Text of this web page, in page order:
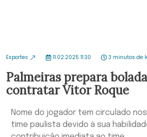
Esportes 11.02.2025 11:30 3 minutos de
Palmeiras prepara
contratar Vitor Roque
Nome do jogador tem circulado
time paulista devido à sua